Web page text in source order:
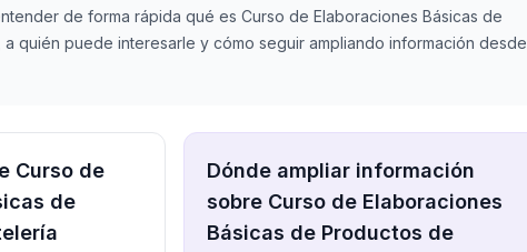
de forma rápida qué es Curso de Elaboraciones Básicas de
quién puede interesarle y cómo seguir ampliando información desde
Curso de
de
Dónde ampliar información
sobre Curso de Elaboraciones
Básicas de Productos de